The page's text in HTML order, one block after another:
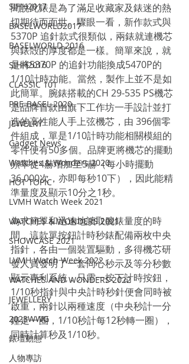
SIHH2017
BASELWORLD2017
BASELWORLD 2016
SIHH2016
CLASSIC 101
PRE-BASEL 2020
JEWELRY
Gadget News
Watches & Wonders 2020
HOT TOPIC
LVMH Watch Week 2021
WATCHES & WONDERS 2021
SHOWCASE 2021
LVMH Watch Week 2022
WATCHES AND WONDERS 2022
JEWELLERY
2023WWG
錶壇動態
人物專訪
聞說此錶是為了滿足收藏家及錶迷的熱
切期待而面世。驟眼一看，新作款式與
5370P 追針款式很類似，兩錶就連機芯
與錶殻的厚度都是一樣。簡單來說，就
是將5370P 的追針功能換成5470P的
1/10計時功能。當然，製作上並不是如
此簡單。腕錶搭載的CH 29-535 PS機芯
是品牌首款由旗下工作坊一手設計並打
造的高性能人手上弦機芯，由 396個零
件組成，單是1/10計時功能相關模組的
零件便有50多個。品牌更將機芯的擺動
頻率從4赫增加至5赫（每小時擺動
36,000次，亦即每秒10下），因此能精
準量度及顯示10分之1秒。
為求簡單和迅速地讀取腕錶量度的時
間，這款單按鈕計時秒錶配備兩枚中央
指針，各由一個裝置驅動，多得機芯研
發人員發明了一套同心秒示及等分秒數
顯示專利系統，只需一按下計時按鈕，
1/10秒指針與中央計時秒針便會同時被
啟重，兩針以兩種速度（中央秒計一分
鐘走一圈，1/10秒計每12秒轉一圈），
同時計算秒及1/10秒。